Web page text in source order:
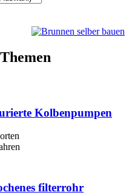
Kolbenpumpen
filterrohr